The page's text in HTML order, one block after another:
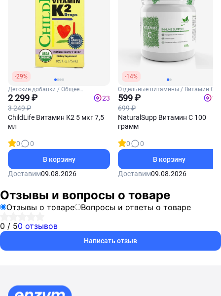
-29%
Детские добавки / Общее
укрепление для детей
2 299 ₽
3 249 ₽
23
ChildLife Витамин К2 5 мкг 7,5
мл
0
0
В корзину
Доставим09.08.2026
-14%
Отдельные витамины / Витамин С
599 ₽
699 ₽
12
NaturalSupp Витамин C 100
грамм
0
0
В корзину
Доставим09.08.2026
Отзывы и вопросы о товаре
Отзывы о товаре
Вопросы и ответы о товаре
0 / 50 отзывов
Написать отзыв